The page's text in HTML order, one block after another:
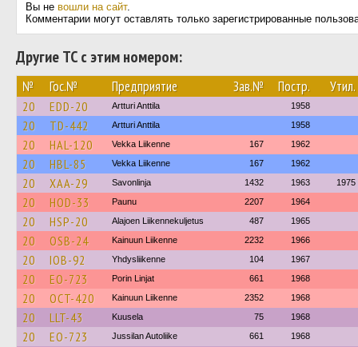
Вы не вошли на сайт.
Комментарии могут оставлять только зарегистрированные
Другие ТС с этим номером:
№ Гос.№ Предприятие Зав.№ Постр. Утил.
20 EDD-20 Artturi Anttila 1958
20 TD-442 Artturi Anttila 1958
20 HAL-120 Vekka Liikenne 167 1962
20 HBL-85 Vekka Liikenne 167 1962
20 XAA-29 Savonlinja 1432 1963 1975
20 HOD-33 Paunu 2207 1964
20 HSP-20 Alajoen Liikennekuljetus 487 1965
20 OSB-24 Kainuun Liikenne 2232 1966
20 IOB-92 Yhdysliikenne 104 1967
20 EO-723 Porin Linjat 661 1968
20 OCT-420 Kainuun Liikenne 2352 1968
20 LLT-43 Kuusela 75 1968
20 EO-723 Jussilan Autoliike 661 1968